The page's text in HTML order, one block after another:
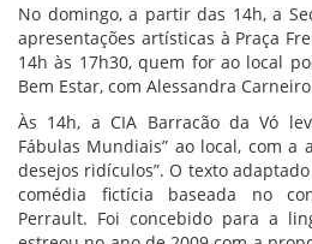
No domingo, a partir das 14h, a
apresentações artísticas à Praça
14h às 17h30, quem for ao local
Bem Estar, com Alessandra
Às 14h, a CIA Barracão da Vó
Fábulas Mundiais” ao local, com a
desejos ridículos”. O texto
comédia fictícia baseada no
Perrault. Foi concebido para a